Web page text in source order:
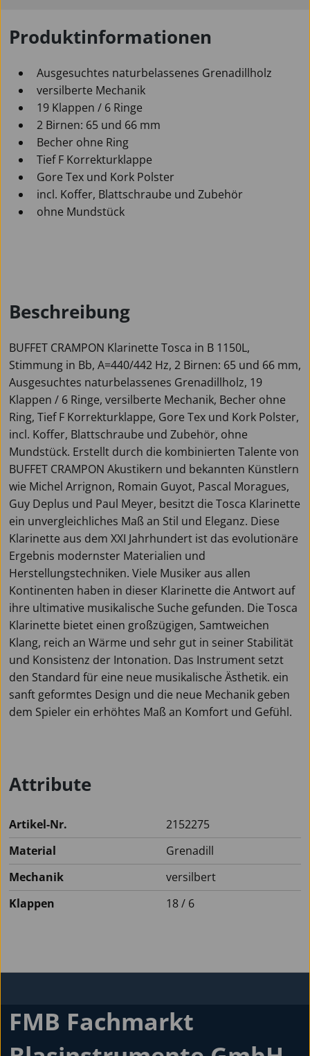
Produktinformationen
Ausgesuchtes naturbelassenes Grenadillholz
versilberte Mechanik
19 Klappen / 6 Ringe
2 Birnen: 65 und 66 mm
Becher ohne Ring
Tief F Korrekturklappe
Gore Tex und Kork Polster
incl. Koffer, Blattschraube und Zubehör
ohne Mundstück
Beschreibung
BUFFET CRAMPON Klarinette Tosca in B 1150L,
Stimmung in Bb, A=440/442 Hz, 2 Birnen: 65 und 66 mm,
Ausgesuchtes naturbelassenes Grenadillholz, 19
Klappen / 6 Ringe, versilberte Mechanik, Becher ohne
Ring, Tief F Korrekturklappe, Gore Tex und Kork Polster,
incl. Koffer, Blattschraube und Zubehör, ohne
Mundstück. Erstellt durch die kombinierten Talente von
BUFFET CRAMPON Akustikern und bekannten Künstlern
wie Michel Arrignon, Romain Guyot, Pascal Moragues,
Guy Deplus und Paul Meyer, besitzt die Tosca Klarinette
ein unvergleichliches Maß an Stil und Eleganz. Diese
Klarinette aus dem XXI Jahrhundert ist das evolutionäre
Ergebnis modernster Materialien und
Herstellungstechniken. Viele Musiker aus allen
Kontinenten haben in dieser Klarinette die Antwort auf
ihre ultimative musikalische Suche gefunden. Die Tosca
Klarinette bietet einen großzügigen, Samtweichen
Klang, reich an Wärme und sehr gut in seiner Stabilität
und Konsistenz der Intonation. Das Instrument setzt
den Standard für eine neue musikalische Ästhetik. ein
sanft geformtes Design und die neue Mechanik geben
dem Spieler ein erhöhtes Maß an Komfort und Gefühl.
Attribute
Artikel-Nr.
2152275
Material
Grenadill
Mechanik
versilbert
Klappen
18 / 6
FMB Fachmarkt